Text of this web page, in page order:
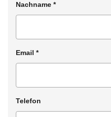
Nachname *
Email *
Telefon